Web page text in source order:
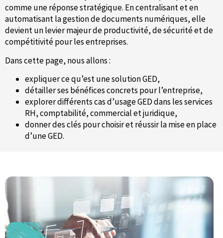
comme une réponse stratégique. En centralisant et en
automatisant la gestion de documents numériques, elle
devient un levier majeur de productivité, de sécurité et de
compétitivité pour les entreprises.
Dans cette page, nous allons :
expliquer ce qu’est une solution GED,
détailler ses bénéfices concrets pour l’entreprise,
explorer différents cas d’usage GED dans les services
RH, comptabilité, commercial et juridique,
donner des clés pour choisir et réussir la mise en place
d’une GED.